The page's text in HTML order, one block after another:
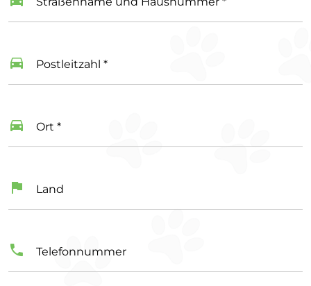
Postleitzahl *
Ort *
Land
Telefonnummer